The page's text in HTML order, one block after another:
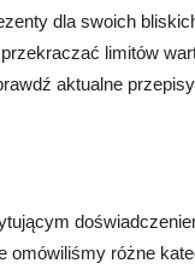
dla swoich
limitów
aktualne
różne